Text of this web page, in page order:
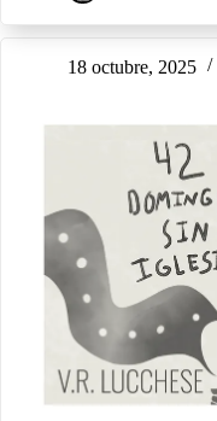
18 octubre, 2025